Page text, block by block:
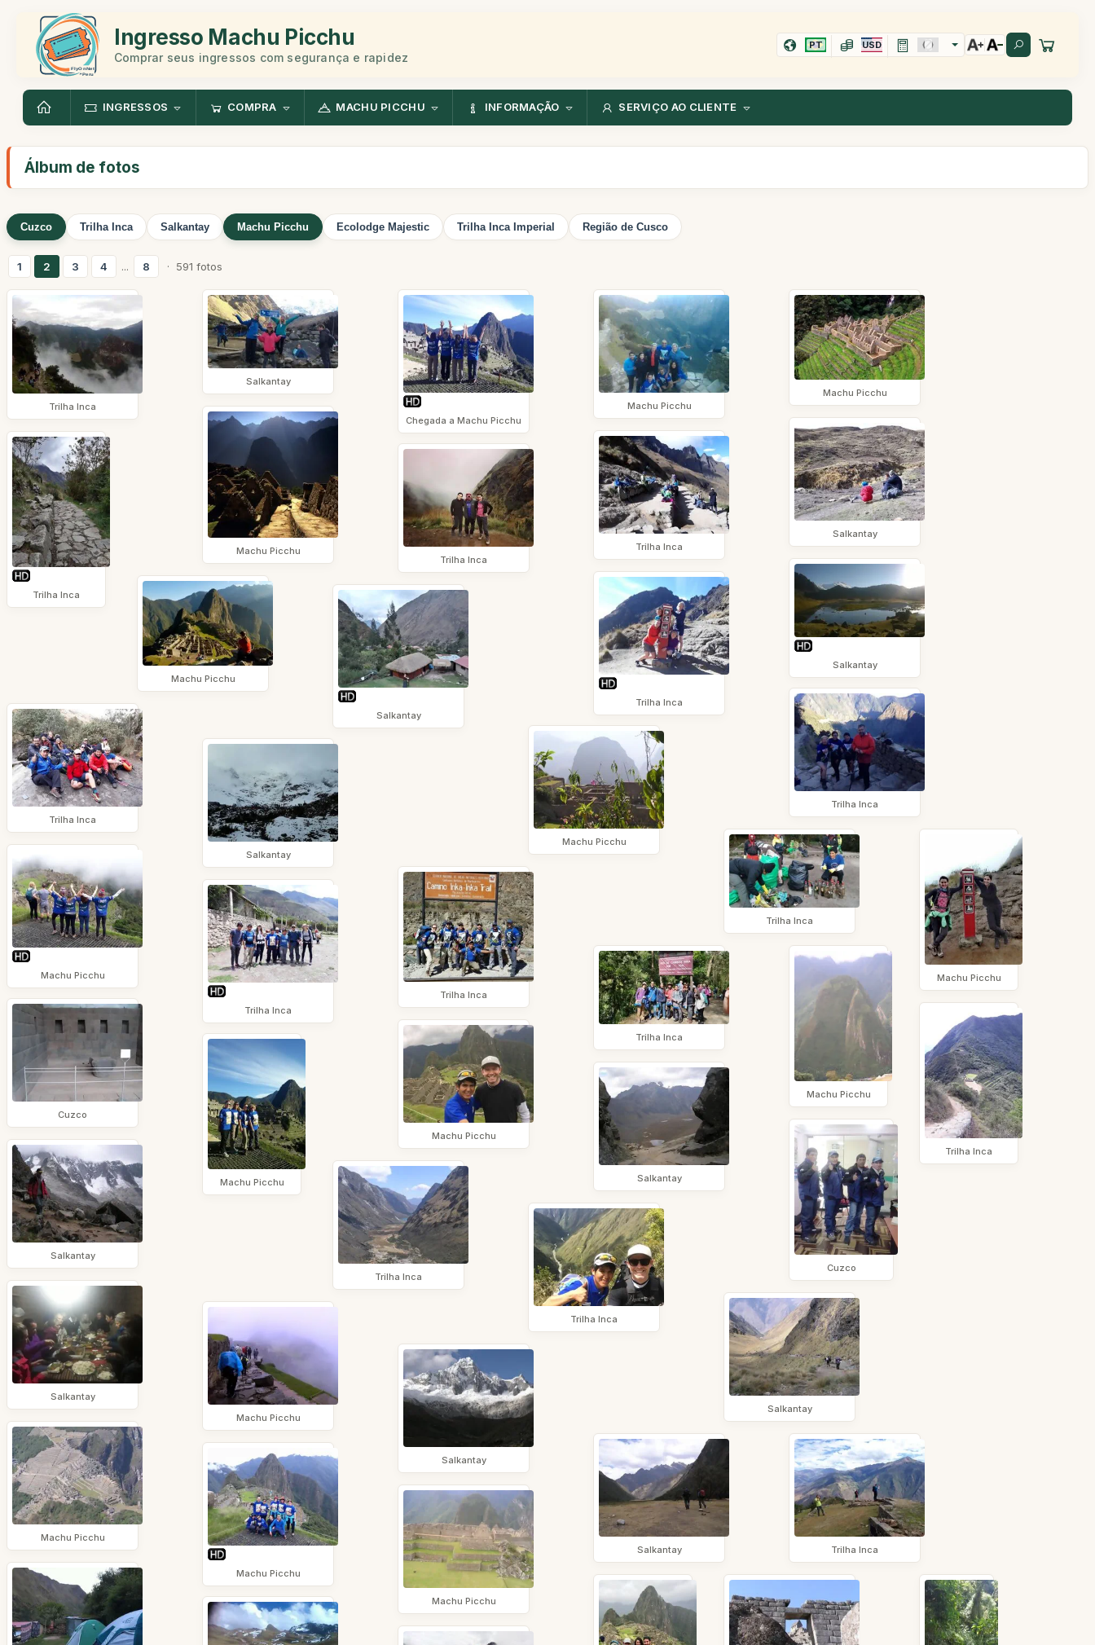
Ingresso Machu Picchu
Comprar seus ingressos com segurança e rapidez
PT USD
INGRESSOS COMPRA MACHU PICCHU INFORMAÇÃO SERVIÇO AO CLIENTE
Álbum de fotos
Cuzco Trilha Inca Salkantay Machu Picchu Ecolodge Majestic Trilha Inca Imperial Região de Cusco
1 2 3 4 ... 8 · 591 fotos
Trilha Inca
Salkantay
Chegada a Machu Picchu
Machu Picchu
Machu Picchu
Machu Picchu
Salkantay
Trilha Inca
Trilha Inca
Trilha Inca
Salkantay
Trilha Inca
Machu Picchu
Salkantay
Trilha Inca
Trilha Inca
Machu Picchu
Salkantay
Trilha Inca
Machu Picchu
Trilha Inca
Trilha Inca
Trilha Inca
Machu Picchu
Cuzco
Machu Picchu
Trilha Inca
Machu Picchu
Machu Picchu Salkantay
Salkantay
Cuzco
Trilha Inca
Trilha Inca
Salkantay
Salkantay
Machu Picchu
Salkantay
Machu Picchu
Salkantay
Trilha Inca
Machu Picchu
Machu Picchu